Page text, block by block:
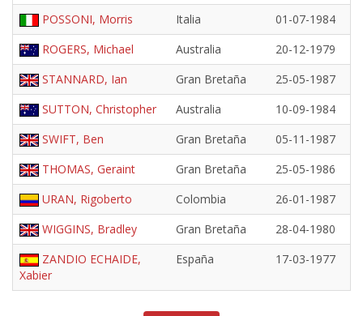
POSSONI, Morris Italia
01-07-1984
ROGERS, Michael
Australia
20-12-1979
STANNARD, Ian
Gran Bretaña
25-05-1987
SUTTON, Christopher
Australia
10-09-1984
SWIFT, Ben
Gran Bretaña
05-11-1987
THOMAS, Geraint
Gran Bretaña
25-05-1986
URAN, Rigoberto
Colombia
26-01-1987
WIGGINS, Bradley
Gran Bretaña
28-04-1980
ZANDIO ECHAIDE,
Xabier
España 17-03-1977